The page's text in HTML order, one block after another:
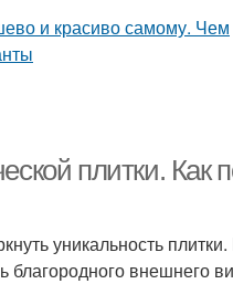
плитки. Как
уникальность
внешнего